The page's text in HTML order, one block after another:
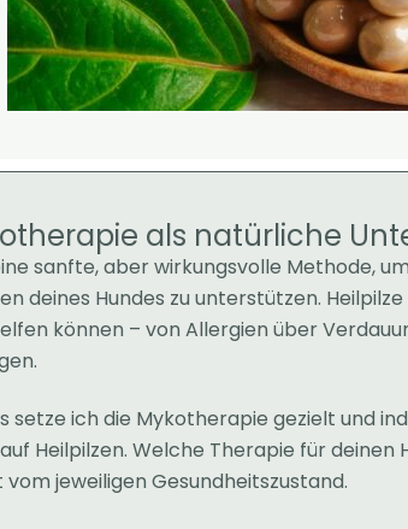
als natürliche
sanfte, aber wirkungsvolle Methode,
deines Hundes zu unterstützen.
können – von Allergien über
setze ich die Mykotherapie gezielt und
Heilpilzen. Welche Therapie für deinen
jeweiligen Gesundheitszustand.